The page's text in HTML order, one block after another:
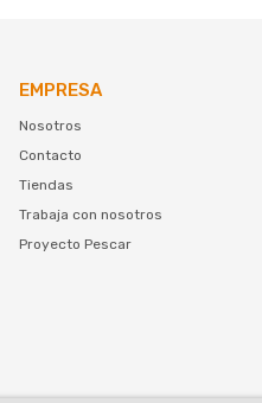
EMPRESA
Nosotros
Contacto
Tiendas
Trabaja con nosotros
Proyecto Pescar